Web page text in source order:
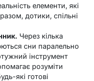
елементи, які
дотики, спільні
Через кілька
сни паралельно
інструмент
розуміти
які готові